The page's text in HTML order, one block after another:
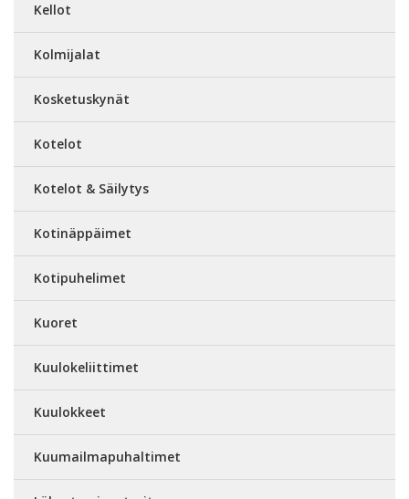
Kellot
Kolmijalat
Kosketuskynät
Kotelot
Kotelot & Säilytys
Kotinäppäimet
Kotipuhelimet
Kuoret
Kuulokeliittimet
Kuulokkeet
Kuumailmapuhaltimet